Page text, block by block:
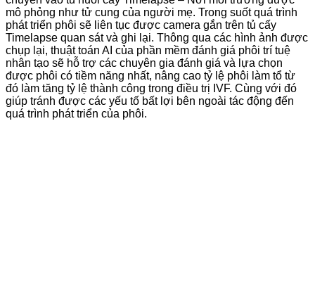
mô phỏng như tử cung của người mẹ. Trong suốt quá trình
phát triển phôi sẽ liên tục được camera gắn trên tủ cấy
Timelapse quan sát và ghi lại. Thông qua các hình ảnh được
chụp lại, thuật toán AI của phần mềm đánh giá phôi trí tuệ
nhân tạo sẽ hỗ trợ các chuyên gia đánh giá và lựa chọn
được phôi có tiềm năng nhất, nâng cao tỷ lệ phôi làm tổ từ
đó làm tăng tỷ lệ thành công trong điều trị IVF. Cùng với đó
giúp tránh được các yếu tố bất lợi bên ngoài tác động đến
quá trình phát triển của phôi.